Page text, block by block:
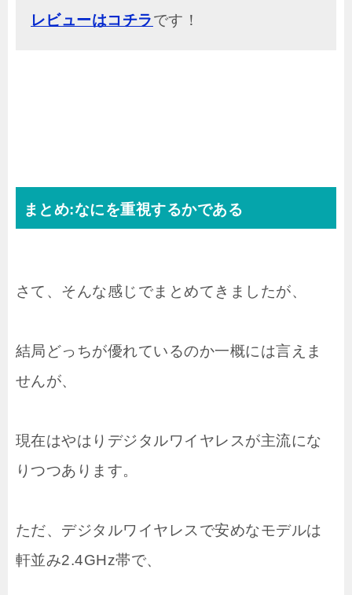
レビューはコチラです！
まとめ:なにを重視するかである
さて、そんな感じでまとめてきましたが、
結局どっちが優れているのか一概には言えま
せんが、
現在はやはりデジタルワイヤレスが主流にな
りつつあります。
ただ、デジタルワイヤレスで安めなモデルは
軒並み2.4GHz帯で、